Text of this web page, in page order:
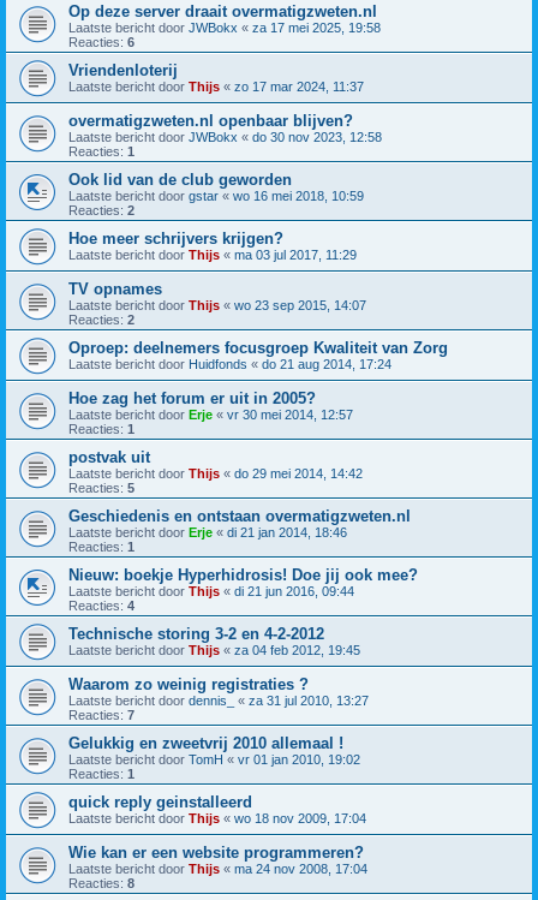
Op deze server draait overmatigzweten.nl
Laatste bericht door JWBokx « za 17 mei 2025, 19:58
Reacties: 6
Vriendenloterij
Laatste bericht door Thijs « zo 17 mar 2024, 11:37
overmatigzweten.nl openbaar blijven?
Laatste bericht door JWBokx « do 30 nov 2023, 12:58
Reacties: 1
Ook lid van de club geworden
Laatste bericht door gstar « wo 16 mei 2018, 10:59
Reacties: 2
Hoe meer schrijvers krijgen?
Laatste bericht door Thijs « ma 03 jul 2017, 11:29
TV opnames
Laatste bericht door Thijs « wo 23 sep 2015, 14:07
Reacties: 2
Oproep: deelnemers focusgroep Kwaliteit van Zorg
Laatste bericht door Huidfonds « do 21 aug 2014, 17:24
Hoe zag het forum er uit in 2005?
Laatste bericht door Erje « vr 30 mei 2014, 12:57
Reacties: 1
postvak uit
Laatste bericht door Thijs « do 29 mei 2014, 14:42
Reacties: 5
Geschiedenis en ontstaan overmatigzweten.nl
Laatste bericht door Erje « di 21 jan 2014, 18:46
Reacties: 1
Nieuw: boekje Hyperhidrosis! Doe jij ook mee?
Laatste bericht door Thijs « di 21 jun 2016, 09:44
Reacties: 4
Technische storing 3-2 en 4-2-2012
Laatste bericht door Thijs « za 04 feb 2012, 19:45
Waarom zo weinig registraties ?
Laatste bericht door dennis_ « za 31 jul 2010, 13:27
Reacties: 7
Gelukkig en zweetvrij 2010 allemaal !
Laatste bericht door TomH « vr 01 jan 2010, 19:02
Reacties: 1
quick reply geinstalleerd
Laatste bericht door Thijs « wo 18 nov 2009, 17:04
Wie kan er een website programmeren?
Laatste bericht door Thijs « ma 24 nov 2008, 17:04
Reacties: 8